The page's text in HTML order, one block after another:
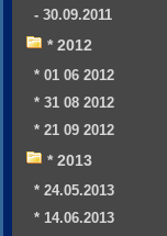
- 30.09.2011
* 2012
* 01 06 2012
* 31 08 2012
* 21 09 2012
* 2013
* 24.05.2013
* 14.06.2013